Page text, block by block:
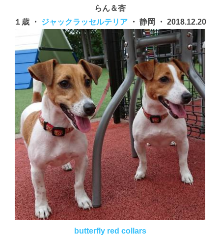
らん＆杏
１歳 ・ ジャックラッセルテリア ・ 静岡 ・ 2018.12.20
butterfly red collars